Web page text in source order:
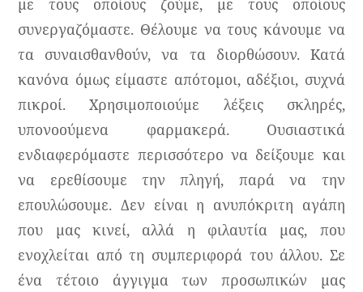
με τους οποίους ζούμε, με τους οποίους
συνεργαζόμαστε. Θέλουμε να τους κάνουμε να
τα συναισθανθούν, να τα διορθώσουν. Κατά
κανόνα όμως είμαστε απότομοι, αδέξιοι, συχνά
πικροί. Χρησιμοποιούμε λέξεις σκληρές,
υπονοούμενα φαρμακερά. Ουσιαστικά
ενδιαφερόμαστε περισσότερο να δείξουμε και
να ερεθίσουμε την πληγή, παρά να την
επουλώσουμε. Δεν είναι η ανυπόκριτη αγάπη
που μας κινεί, αλλά η φιλαυτία μας, που
ενοχλείται από τη συμπεριφορά του άλλου. Σε
ένα τέτοιο άγγιγμα των προσωπικών μας